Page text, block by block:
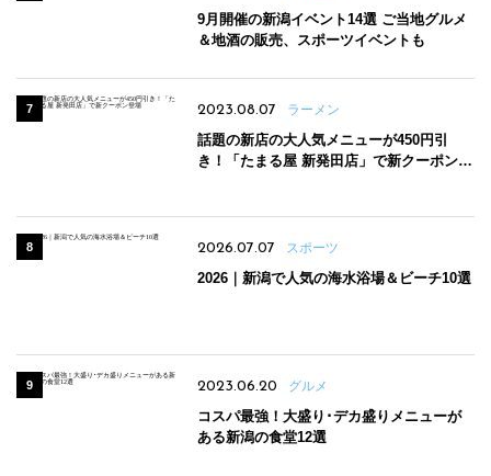
9月開催の新潟イベント14選 ご当地グルメ
＆地酒の販売、スポーツイベントも
2023.08.07 ラーメン
話題の新店の大人気メニューが450円引
き！「たまる屋 新発田店」で新クーポン登
2026.07.07 スポーツ
2026｜新潟で人気の海水浴場＆ビーチ10選
2023.06.20 グルメ
コスパ最強！大盛り･デカ盛りメニューが
ある新潟の食堂12選